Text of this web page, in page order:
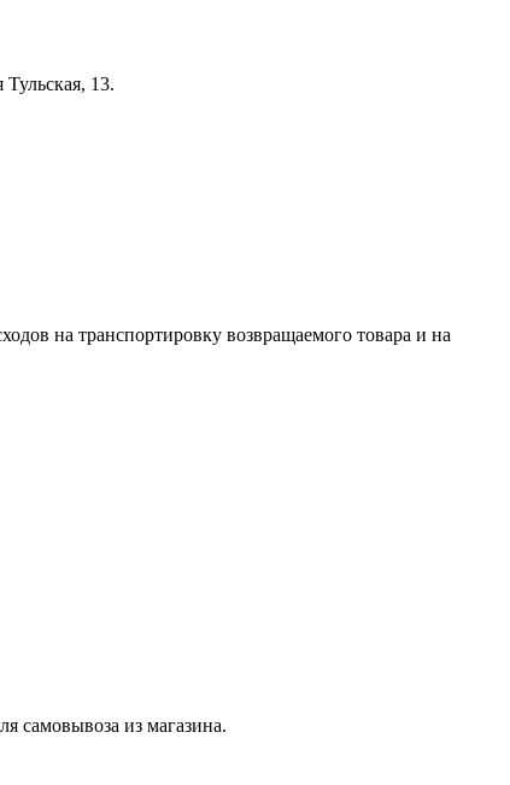
13.
на транспортировку возвращаемого товара и на
самовывоза из магазина.